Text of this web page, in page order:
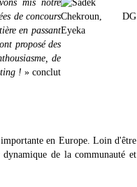
mis notre
de concours
en passant
proposé des
de
! » conclut
en Europe. Loin d'être
de la communauté et